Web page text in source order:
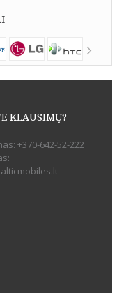
KLAUSIMŲ?
+370-642-52-222